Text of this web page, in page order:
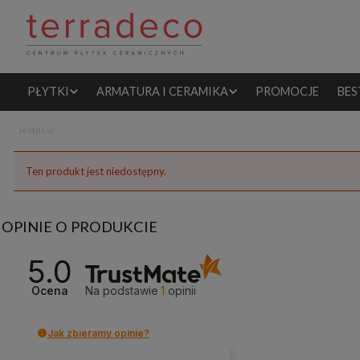
PŁYTKI ARMATURA I CERAMIKA PROMOCJE
Ten produkt jest niedostępny.
OPINIE O PRODUKCIE
5.0
Ocena Na podstawie 1 opinii
Jak zbieramy opinie?